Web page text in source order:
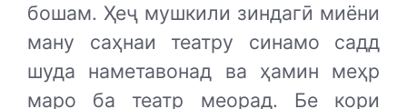
бошам. Ҳеҷ мушкили зиндагӣ миёни
ману саҳнаи театру синамо садд
шуда наметавонад ва ҳамин меҳр
маро ба театр меорад. Бе кори